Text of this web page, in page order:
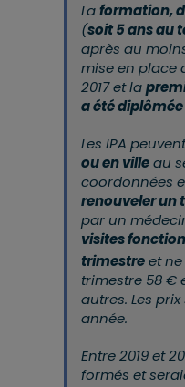
Laformation,
(soit 5 ans au
après au
mise en place
2017 et la
a été diplômée
Les IPA
ou en villeau
coordonnées
renouveler un
par un
visites
trimestreet
trimestre 58 €
autres. Les
année.
Entre 2019 et
formés et